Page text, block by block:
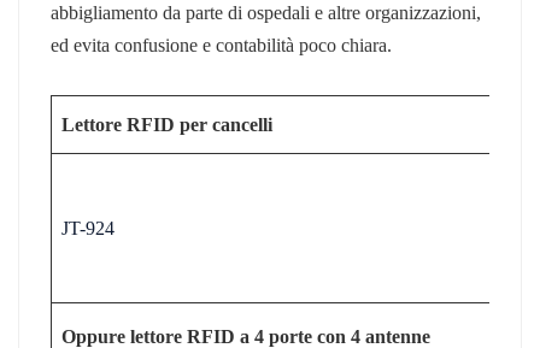
abbigliamento da parte di ospedali e altre organizzazioni,
ed evita confusione e contabilità poco chiara.
Lettore RFID per cancelli
JT-924
Oppure lettore RFID a 4 porte con 4 antenne